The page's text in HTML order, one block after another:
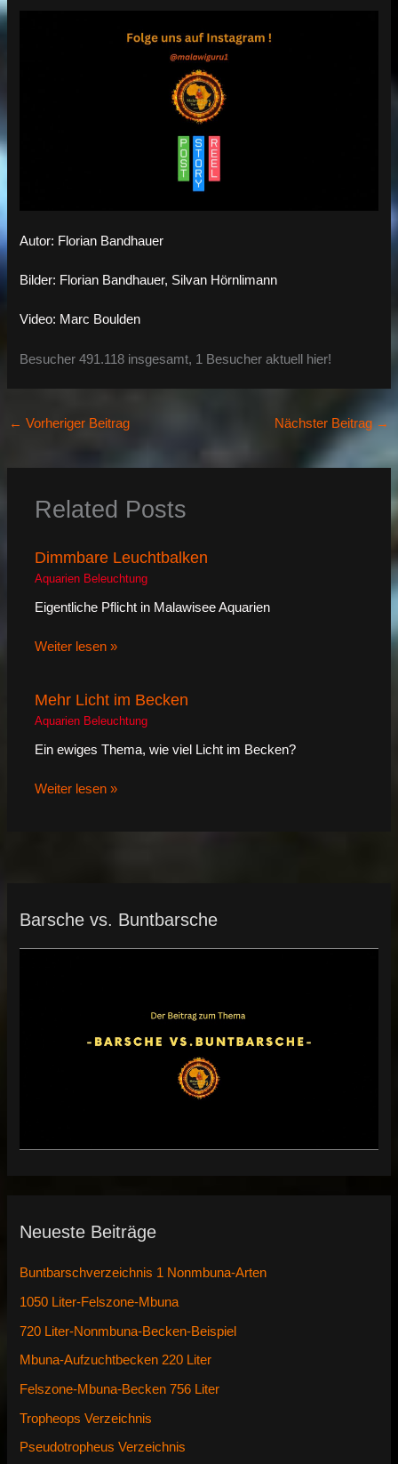
Autor: Florian Bandhauer
Bilder: Florian Bandhauer, Silvan Hörnlimann
Video: Marc Boulden
Besucher 491.118 insgesamt, 1 Besucher aktuell hier!
← Vorheriger Beitrag Nächster Beitrag →
Related Posts
Dimmbare Leuchtbalken
Aquarien Beleuchtung
Eigentliche Pflicht in Malawisee Aquarien
Weiter lesen »
Mehr Licht im Becken
Aquarien Beleuchtung
Ein ewiges Thema, wie viel Licht im Becken?
Weiter lesen »
Barsche vs. Buntbarsche
Neueste Beiträge
Buntbarschverzeichnis 1 Nonmbuna-Arten
1050 Liter-Felszone-Mbuna
720 Liter-Nonmbuna-Becken-Beispiel
Mbuna-Aufzuchtbecken 220 Liter
Felszone-Mbuna-Becken 756 Liter
Tropheops Verzeichnis
Pseudotropheus Verzeichnis